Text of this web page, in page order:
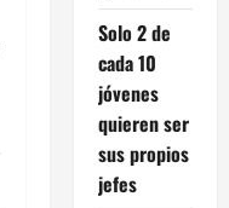
Solo 2 de
cada 10
jóvenes
quieren ser
sus propios
jefes